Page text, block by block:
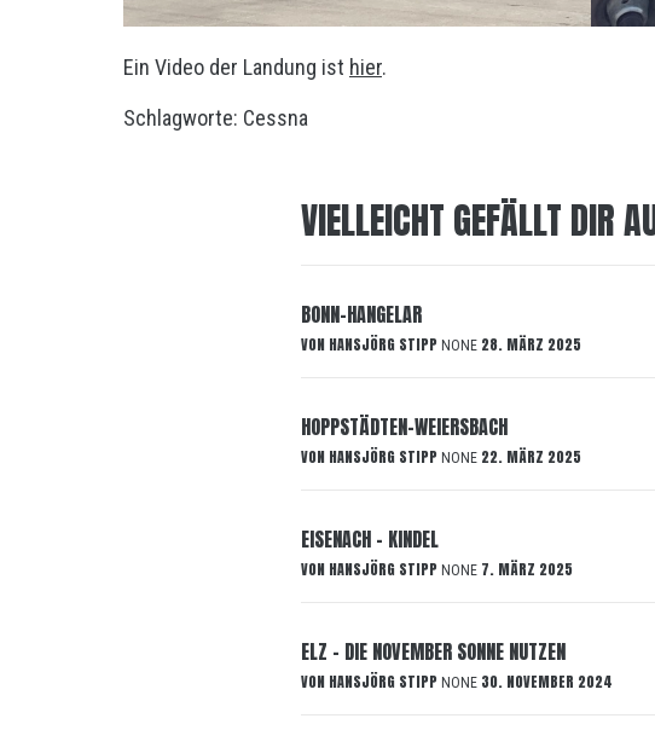
Ein Video der Landung ist hier.
Schlagworte: Cessna
VIELLEICHT GEFÄLLT DIR
BONN-HANGELAR
VON HANSJÖRG STIPP NONE 28. MÄRZ 2025
HOPPSTÄDTEN-WEIERSBACH
VON HANSJÖRG STIPP NONE 22. MÄRZ 2025
EISENACH – KINDEL
VON HANSJÖRG STIPP NONE 7. MÄRZ 2025
ELZ – DIE NOVEMBER SONNE NUTZEN
VON HANSJÖRG STIPP NONE 30. NOVEMBER 2024